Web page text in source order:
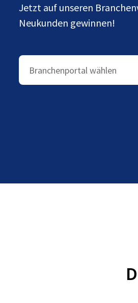
Jetzt auf unseren
Neukunden gewinnen!
Branchenportal wählen